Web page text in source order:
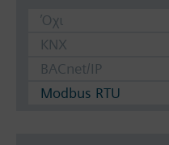
Όχι
KNX
BACnet/IP
Modbus RTU